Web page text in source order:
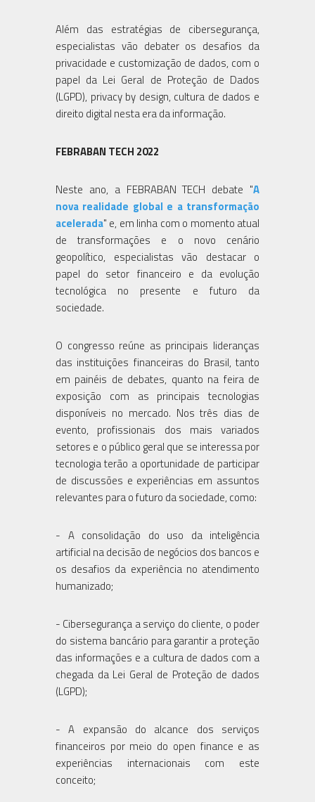
Além das estratégias de cibersegurança,
especialistas vão debater os desafios da
privacidade e customização de dados, com o
papel da Lei Geral de Proteção de Dados
(LGPD), privacy by design, cultura de dados e
direito digital nesta era da informação.
FEBRABAN TECH 2022
Neste ano, a FEBRABAN TECH debate "A
nova realidade global e a transformação
acelerada" e, em linha com o momento atual
de transformações e o novo cenário
geopolítico, especialistas vão destacar o
papel do setor financeiro e da evolução
tecnológica no presente e futuro da
sociedade.
O congresso reúne as principais lideranças
das instituições financeiras do Brasil, tanto
em painéis de debates, quanto na feira de
exposição com as principais tecnologias
disponíveis no mercado. Nos três dias de
evento, profissionais dos mais variados
setores e o público geral que se interessa por
tecnologia terão a oportunidade de participar
de discussões e experiências em assuntos
relevantes para o futuro da sociedade, como:
- A consolidação do uso da inteligência
artificial na decisão de negócios dos bancos e
os desafios da experiência no atendimento
humanizado;
- Cibersegurança a serviço do cliente, o poder
do sistema bancário para garantir a proteção
das informações e a cultura de dados com a
chegada da Lei Geral de Proteção de dados
(LGPD);
- A expansão do alcance dos serviços
financeiros por meio do open finance e as
experiências internacionais com este
conceito;